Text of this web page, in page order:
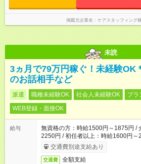
掲載元企業名 ケアスタッフィング
未読
3ヵ月で79万円稼ぐ！未経験OK
のお話相手など
派遣 職種未経験OK 社会人未経験OK
ブラ
WEB登録・面接OK
給与
無資格の方：時給1500円～1875円 /
2250円 / 初任者以上：時給1600円～
交通費別途支給あり
交通費 全額支給